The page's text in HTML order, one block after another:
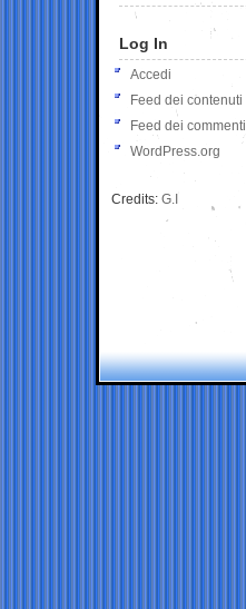
Log In
Accedi
Feed dei contenuti
Feed dei commenti
WordPress.org
Credits: G.I